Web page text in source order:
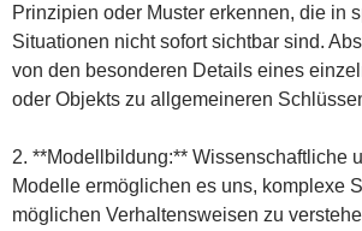
Prinzipien oder Muster erkennen, die in
Situationen nicht sofort sichtbar sind.
von den besonderen Details eines
oder Objekts zu allgemeineren
2. **Modellbildung:** Wissenschaftliche
Modelle ermöglichen es uns, komplexe
möglichen Verhaltensweisen zu